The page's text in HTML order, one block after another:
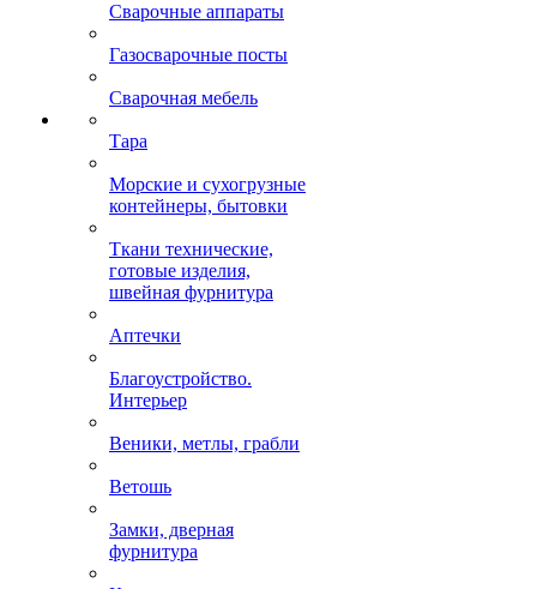
Сварочные аппараты
Газосварочные посты
Сварочная мебель
Тара
Морские и сухогрузные
контейнеры, бытовки
Ткани технические,
готовые изделия,
швейная фурнитура
Аптечки
Благоустройство.
Интерьер
Веники, метлы, грабли
Ветошь
Замки, дверная
фурнитура